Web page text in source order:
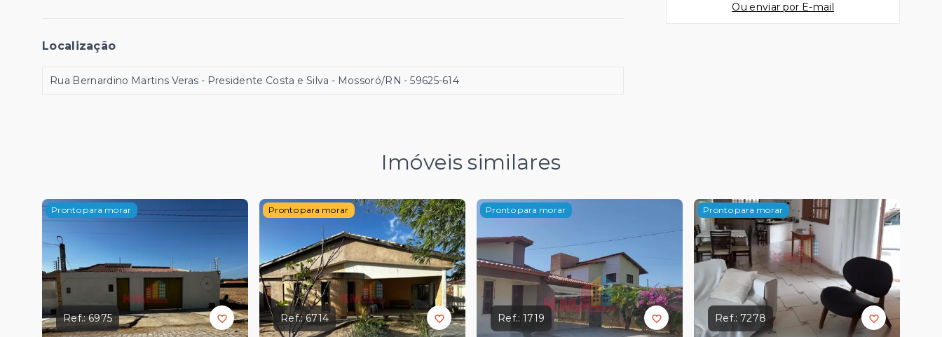
Localização
Rua Bernardino Martins Veras - Presidente Costa e Silva - Mossoró/RN - 59625-614
Ou enviar por E-mail
Imóveis similares
Pronto para morar
Ref.:6975
Pronto para morar
Ref.:6714
Pronto para morar
Ref.:1719
Pronto para morar
Ref.:7278